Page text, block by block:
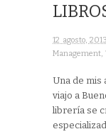
12 agosto, 2013
Management,
Una de mis
viajo a
librería se